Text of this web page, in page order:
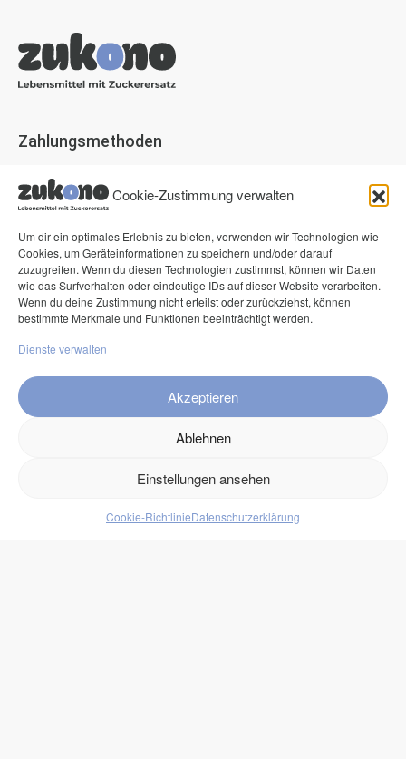
Cookie-Zustimmung verwalten
Um dir ein optimales Erlebnis zu bieten, verwenden wir Technologien wie
Cookies, um Geräteinformationen zu speichern und/oder darauf
zuzugreifen. Wenn du diesen Technologien zustimmst, können wir Daten
wie das Surfverhalten oder eindeutige IDs auf dieser Website verarbeiten.
Wenn du deine Zustimmung nicht erteilst oder zurückziehst, können
bestimmte Merkmale und Funktionen beeinträchtigt werden.
Dienste verwalten
Akzeptieren
Ablehnen
Einstellungen ansehen
Cookie-RichtlinieDatenschutzerklärung
Zahlungsmethoden
Visa
Mastercard
American Express
Klarna Pay now
Klarna Rechnung
FAQ